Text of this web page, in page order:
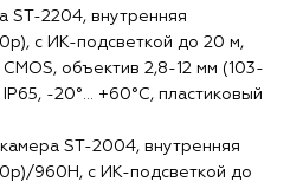
ST-2204, внутренняя
с ИК-подсветкой до 20 м,
объектив 2,8-12 мм (103-
-20°… +60°С, пластиковый
ST-2004, внутренняя
960H, с ИК-подсветкой до